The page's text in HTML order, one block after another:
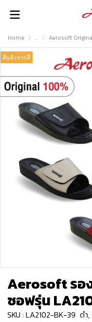
Home ... Aerosoft
สินค้าขายดี
Aerosoft รอ
ซอฟรุ่น
SKU : LA2102-BK-39 ดำ,